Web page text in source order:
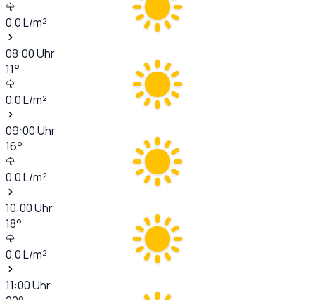
0,0L/m²
08:00Uhr
11°
0,0L/m²
09:00Uhr
16°
0,0L/m²
10:00Uhr
18°
0,0L/m²
11:00Uhr